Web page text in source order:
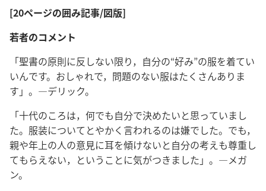
[20ページの囲み記事/図版]
若者のコメント
「聖書の原則に反しない限り，自分の“好み”の服を着てい
いんです。おしゃれで，問題のない服はたくさんありま
す」。―デリック。
「十代のころは，何でも自分で決めたいと思っていまし
た。服装についてとやかく言われるのは嫌でした。でも，
親や年上の人の意見に耳を傾けないと自分の考えも尊重し
てもらえない，ということに気がつきました」。―メガ
ン。